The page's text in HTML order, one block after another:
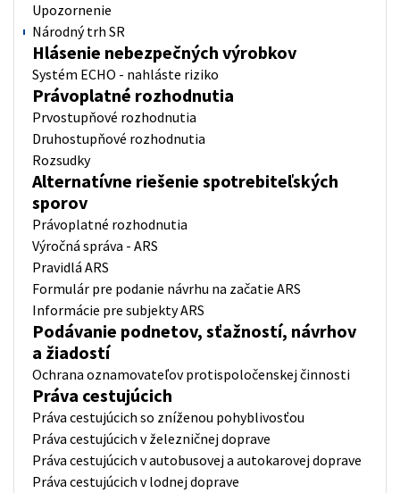
Upozornenie
Národný trh SR
Hlásenie nebezpečných výrobkov
Systém ECHO - nahláste riziko
Právoplatné rozhodnutia
Prvostupňové rozhodnutia
Druhostupňové rozhodnutia
Rozsudky
Alternatívne riešenie spotrebiteľských
sporov
Právoplatné rozhodnutia
Výročná správa - ARS
Pravidlá ARS
Formulár pre podanie návrhu na začatie ARS
Informácie pre subjekty ARS
Podávanie podnetov, sťažností, návrhov
a žiadostí
Ochrana oznamovateľov protispoločenskej činnosti
Práva cestujúcich
Práva cestujúcich so zníženou pohyblivosťou
Práva cestujúcich v železničnej doprave
Práva cestujúcich v autobusovej a autokarovej doprave
Práva cestujúcich v lodnej doprave